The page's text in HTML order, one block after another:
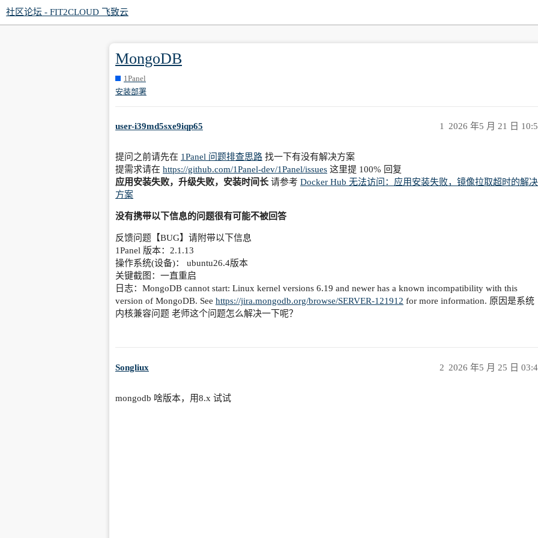
社区论坛 - FIT2CLOUD 飞致云
MongoDB
1Panel
安装部署
user-i39md5sxe9iqp65 2026 年5 月 21 日
1
提问之前请先在 1Panel 问题排查思路 找一下有没有解决方案
提需求请在 https://github.com/1Panel-dev/1Panel/issues 这里提 100% 回复
应用安装失败，升级失败，安装时间长 请参考 Docker Hub 无法访问：应用安装失败，镜像拉取超时的解决
方案
没有携带以下信息的问题很有可能不被回答
反馈问题【BUG】请附带以下信息
1Panel 版本：2.1.13
操作系统(设备)： ubuntu26.4版本
关键截图：一直重启
日志：MongoDB cannot start: Linux kernel versions 6.19 and newer has a known incompatibility with this
version of MongoDB. See https://jira.mongodb.org/browse/SERVER-121912 for more information. 原因是系统
内核兼容问题 老师这个问题怎么解决一下呢？
Songliux 2026 年5 月 25 日
2
mongodb 啥版本，用8.x 试试